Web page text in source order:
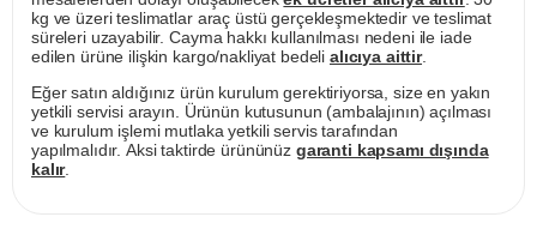
kg ve üzeri teslimatlar araç üstü gerçekleşmektedir ve teslimat
süreleri uzayabilir. Cayma hakkı kullanılması nedeni ile iade
edilen ürüne ilişkin kargo/nakliyat bedeli alıcıya aittir.
Eğer satın aldığınız ürün kurulum gerektiriyorsa, size en yakın
yetkili servisi arayın. Ürünün kutusunun (ambalajının) açılması
ve kurulum işlemi mutlaka yetkili servis tarafından
yapılmalıdır. Aksi taktirde ürününüz garanti kapsamı dışında
kalır.